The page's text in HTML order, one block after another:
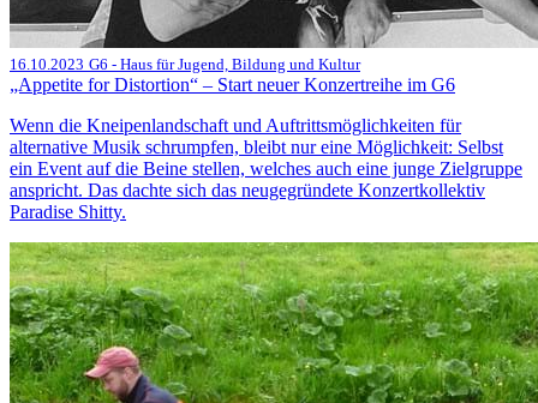
16.10.2023 G6 - Haus für Jugend, Bildung und Kultur
„Appetite for Distortion“ – Start neuer Konzertreihe im G6
Wenn die Kneipenlandschaft und Auftrittsmöglichkeiten für
alternative Musik schrumpfen, bleibt nur eine Möglichkeit: Selbst
ein Event auf die Beine stellen, welches auch eine junge Zielgruppe
anspricht. Das dachte sich das neugegründete Konzertkollektiv
Paradise Shitty.